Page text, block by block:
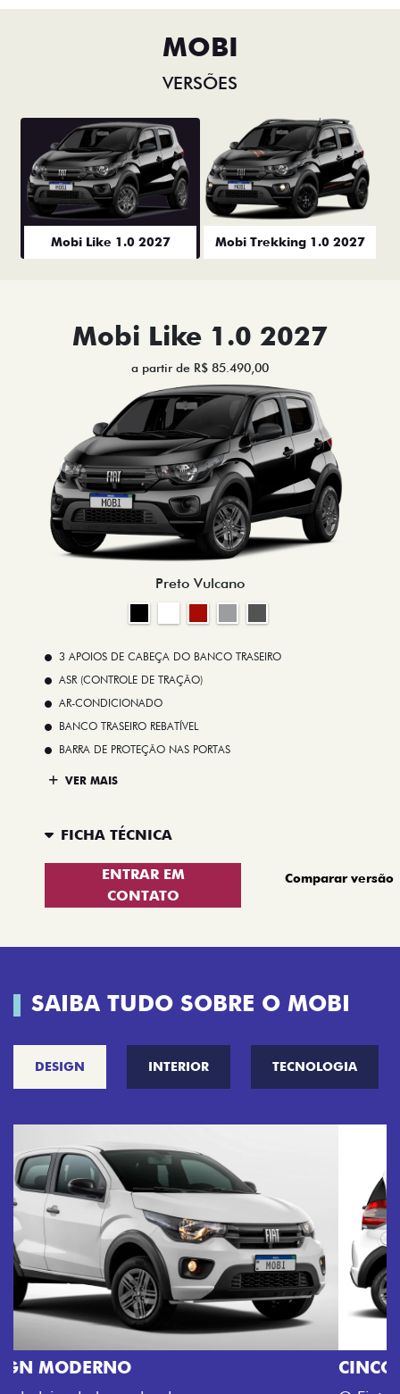
MOBI
VERSÕES
Mobi Like 1.0 2027 Mobi Trekking 1.0 2027
Mobi Like 1.0 2027
a partir de R$ 85.490,00
Preto Vulcano
3 APOIOS DE CABEÇA DO BANCO TRASEIRO
ASR (CONTROLE DE TRAÇÃO)
AR-CONDICIONADO
BANCO TRASEIRO REBATÍVEL
BARRA DE PROTEÇÃO NAS PORTAS
VER MAIS
FICHA TÉCNICA
ENTRAR EM
CONTATO
Comparar versão
SAIBA TUDO SOBRE O MOBI
DESIGN INTERIOR TECNOLOGIA
CINCO OPÇÕES DE CORES